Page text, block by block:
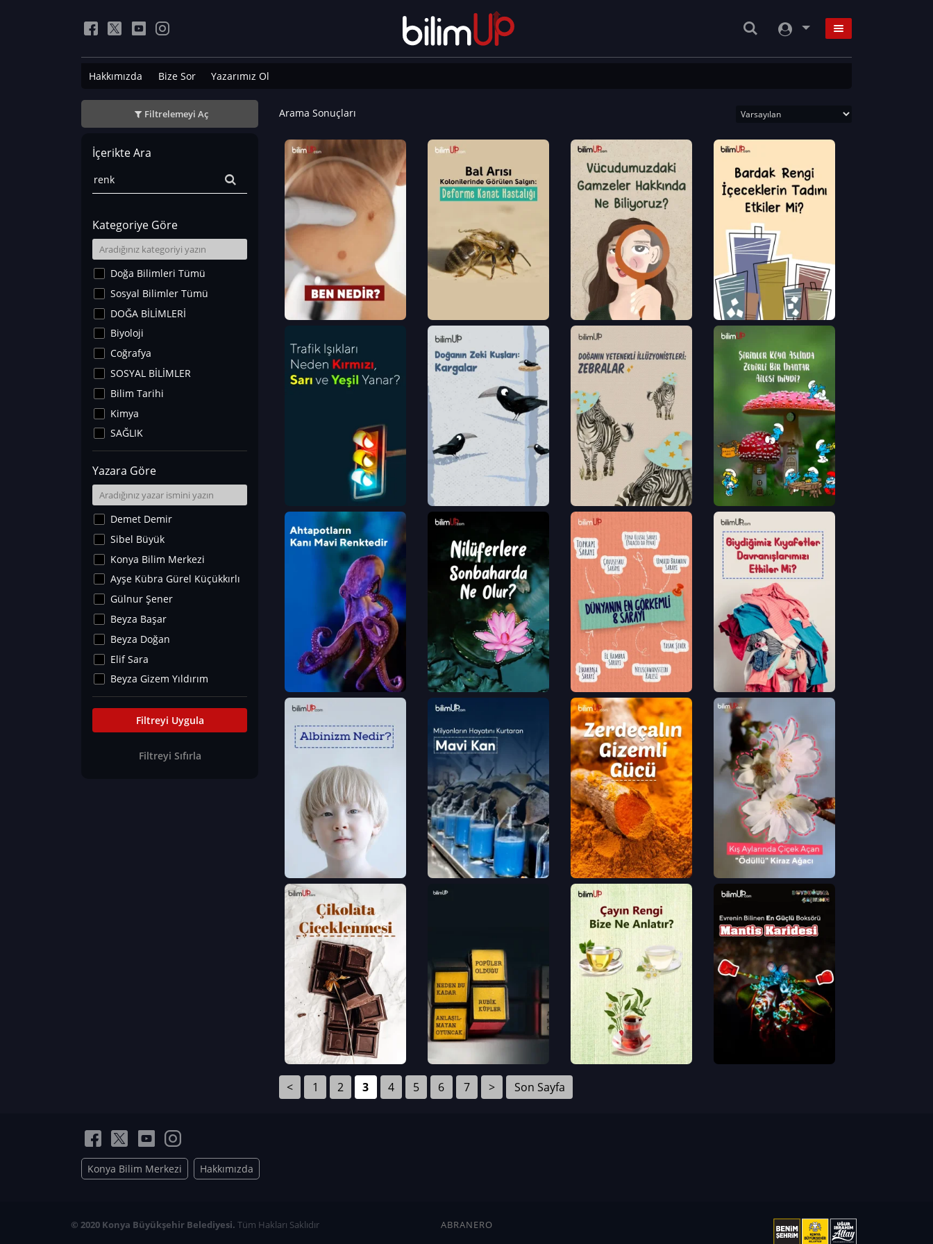
Hakkımızda Bize Sor Yazarımız Ol
Filtrelemeyi Aç
İçerikte Ara
Kategoriye Göre
Doğa Bilimleri Tümü
Sosyal Bilimler Tümü
DOĞA BİLİMLERİ
Biyoloji
Coğrafya
SOSYAL BİLİMLER
Bilim Tarihi
Kimya
SAĞLIK
Sanat Tarihi
Fizik
Yer Bilimleri
Astronomi ve Uzay
Noroloji
Matematik
Teknoloji
İklim Değişikliği
Arkeoloji
Kültür&Sanat
Yaşam Tavsiyeleri
Merakoloji
Eğitim Bilimleri
Yazara Göre
Demet Demir
Sibel Büyük
Konya Bilim Merkezi
Ayşe Kübra Gürel Küçükkırlı
Gülnur Şener
Beyza Başar
Beyza Doğan
Elif Sara
Beyza Gizem Yıldırım
İlknur İyigökler
Büşra Elif Kıvrak
Can TORUN
Filtreyi Uygula
Filtreyi Sıfırla
Arama Sonuçları
< 1 2 3 4 5 6 7 > Son Sayfa
Konya Bilim Merkezi Hakkımızda
© 2020 Konya Büyükşehir Belediyesi. Tüm Hakları Saklıdır ABRANERO